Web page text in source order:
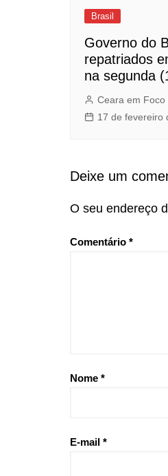
Brasil
Governo do
repatriados
na segunda
Ceara em Foco
17 de fevereiro
Deixe um
O seu endereço
Comentário *
Nome *
E-mail *